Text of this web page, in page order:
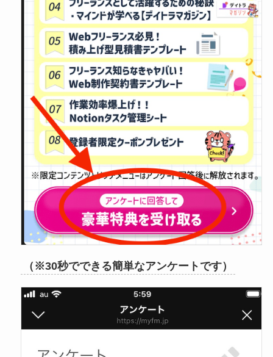
（※30秒でできる簡単なアンケートです）